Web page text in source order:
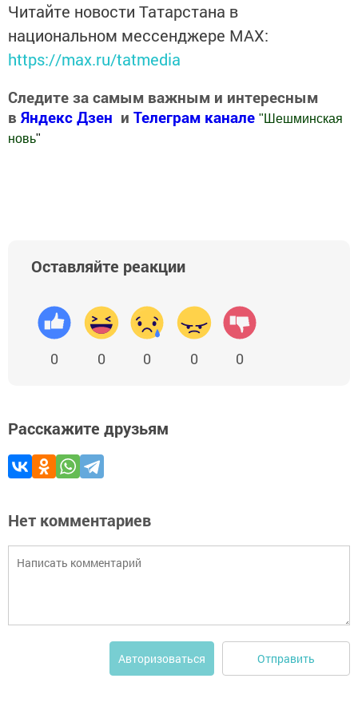
Читайте новости Татарстана в
национальном мессенджере MАХ:
https://max.ru/tatmedia
Следите за самым важным и интересным
в Яндекс Дзен и Телеграм канале " Шешминская
новь"
Оставляйте реакции
0 0 0 0 0
Расскажите друзьям
Нет комментариев
Авторизоваться Отправить